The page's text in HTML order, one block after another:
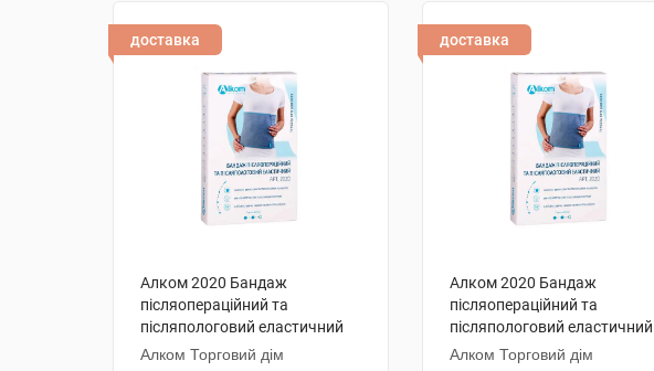
доставка
Алком 2020 Бандаж
післяопераційний та
післяпологовий еластичний
розмір 1 1 шт
Алком Торговий дім
доставка
Алком 2020 Бандаж
післяопераційний та
післяпологовий еластичний
розмір 2 1 шт
Алком Торговий дім